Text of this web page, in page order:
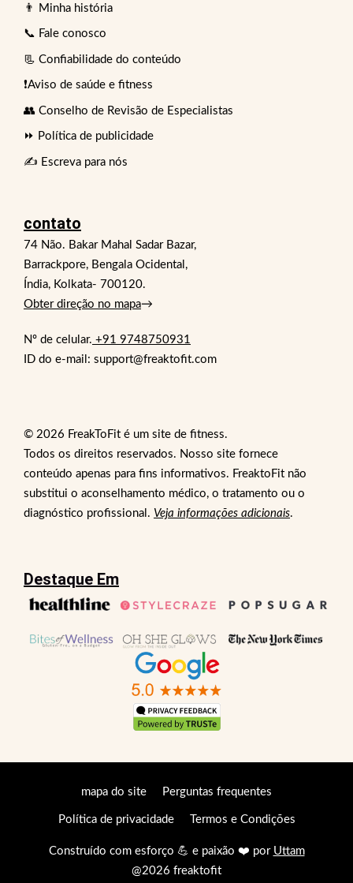
👨 Minha história
📞 Fale conosco
📃 Confiabilidade do conteúdo
❗Aviso de saúde e fitness
👥 Conselho de Revisão de Especialistas
⏩ Política de publicidade
✍️ Escreva para nós
contato
74 Não. Bakar Mahal Sadar Bazar,
Barrackpore, Bengala Ocidental,
Índia, Kolkata- 700120.
Obter direção no mapa→
Nº de celular. +91 9748750931
ID do e-mail: support@freaktofit.com
© 2026 FreakToFit é um site de fitness.
Todos os direitos reservados. Nosso site fornece
conteúdo apenas para fins informativos. FreaktoFit não
substitui o aconselhamento médico, o tratamento ou o
diagnóstico profissional. Veja informações adicionais.
Destaque Em
mapa do site Perguntas frequentes
Política de privacidade Termos e Condições
Construído com esforço 💪 e paixão ❤️ por Uttam
@2026 freaktofit